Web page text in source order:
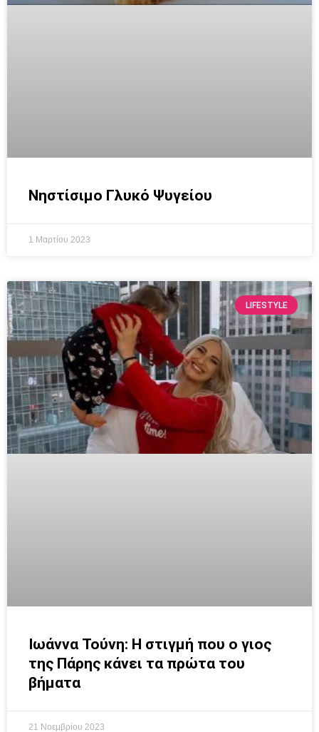
Νηστίσιμο Γλυκό Ψυγείου
1 Μαρτίου 2023
LIFESTYLE
Ιωάννα Τούνη: Η στιγμή που ο γιος
της Πάρης κάνει τα πρώτα του
βήματα
21 Νοεμβρίου 2023